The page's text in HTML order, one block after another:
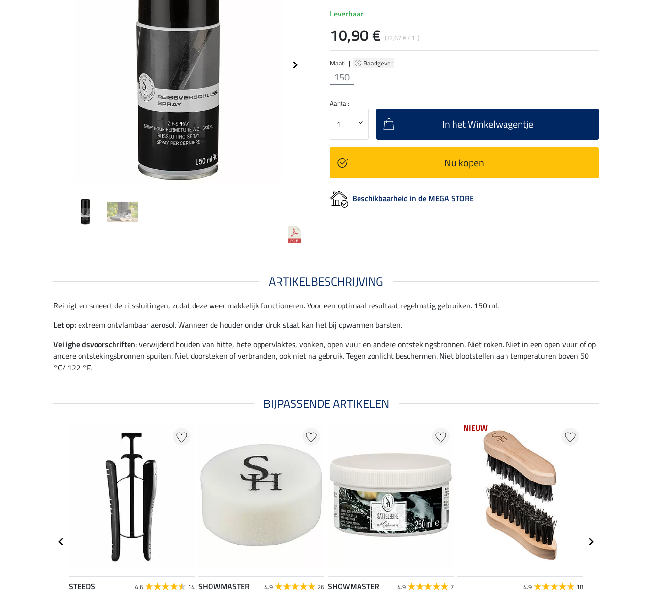
Maat: | Raadgever
150
Leverbaar
10,90 € (72,67 € / 1 l)
Aantal:
In het Winkelwagentje
Nu kopen
Beschikbaarheid in de MEGA STORE
ARTIKELBESCHRIJVING
Reinigt en smeert de ritssluitingen, zodat deze weer makkelijk functioneren. Voor een optimaal resultaat regelmatig gebruiken. 150 ml.
Let op: extreem ontvlambaar aerosol. Wanneer de houder onder druk staat kan het bij opwarmen barsten.
Veiligheidsvoorschriften: verwijderd houden van hitte, hete oppervlaktes, vonken, open vuur en andere ontstekingsbronnen. Niet roken. Niet in een open vuur of op
andere ontstekingsbronnen spuiten. Niet doorsteken of verbranden, ook niet na gebruik. Tegen zonlicht beschermen. Niet blootstellen aan temperaturen boven 50
°C/ 122 °F.
BIJPASSENDE ARTIKELEN
STEEDS 4.6 14 SHOWMASTER 4.9 26 SHOWMASTER 4.9 7
NIEUW
4.9 18